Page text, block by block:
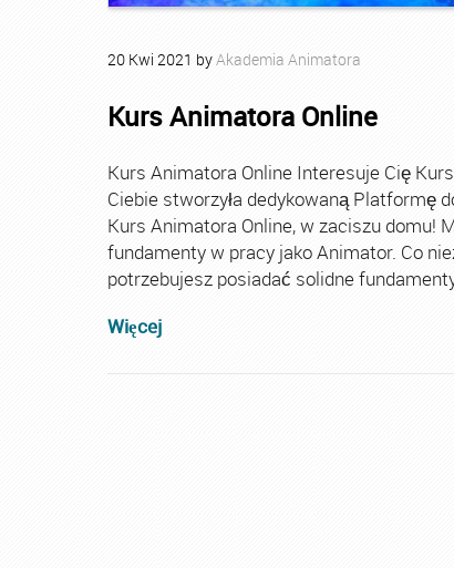
20 Kwi 2021 byAkademia Animatora
Kurs Animatora Online
Kurs Animatora Online Interesuje Cię
Ciebie stworzyła dedykowaną Platformę
Kurs Animatora Online, w zaciszu domu!
fundamenty w pracy jako Animator. Co
potrzebujesz posiadać solidne
Więcej